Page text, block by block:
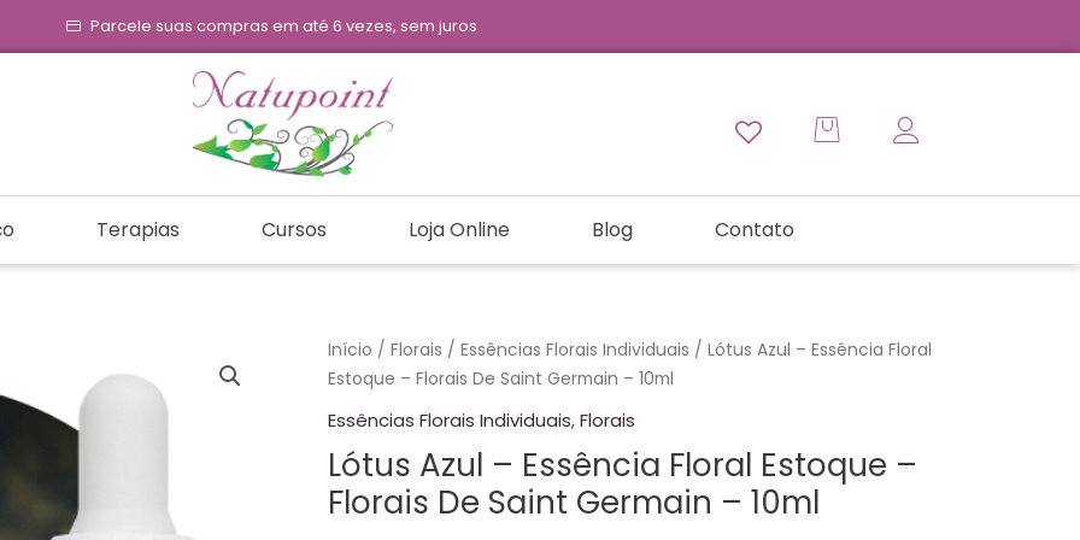
Parcele suas compras em até 6 vezes, sem juros
Terapias Cursos Loja Online Blog Contato
Início / Florais / Essências Florais Individuais / Lótus Azul – Essência Floral
Estoque – Florais De Saint Germain – 10ml
Essências Florais Individuais,Florais
Lótus Azul – Essência Floral Estoque –
Florais De Saint Germain – 10ml
Lótus
Azul
Floral
Estoque